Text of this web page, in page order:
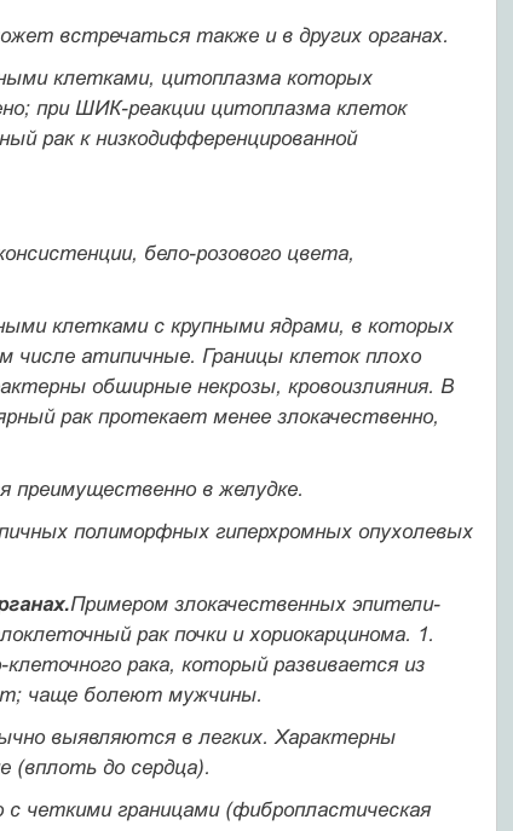
встречаться также и в других органах.
клетками, цитоплаз­ма которых
при ШИК-реакции цитоплазма клеток
рак к низкодифференцированной
бело-розо­вого цвета,
клетками с крупны­ми ядрами, в которых
атипичные. Гра­ницы клеток плохо
обширные некрозы, кровоизлияния. В
рак протекает менее злокачественно,
преимущественно в же­лудке.
полиморфных гипер­хромных опухолевых
Примером злокачественных эпители­
рак почки и хориокарцинома. 1.
рака, который развивается из
чаще болеют мужчины.
выявляются в легких. Характерны
(вплоть до сердца).
четкими границами (фибропластическая